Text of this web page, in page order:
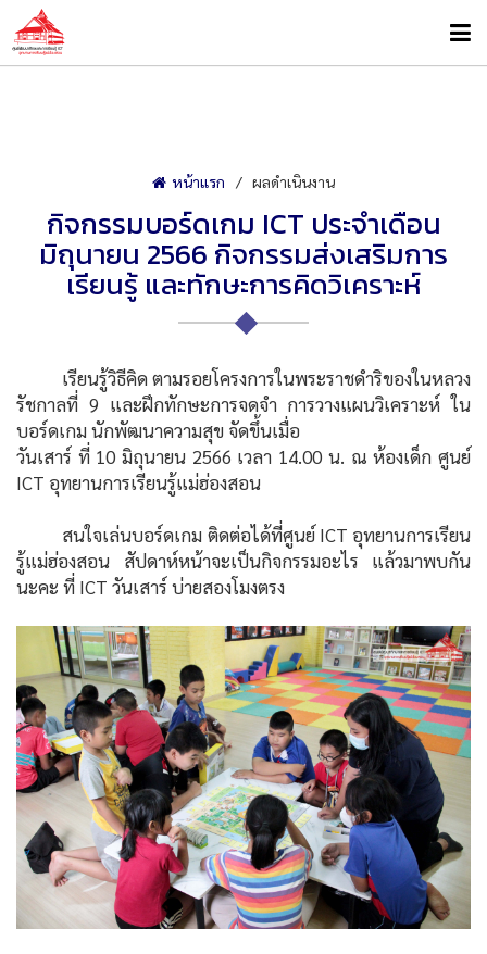
หน้าแรก ผลดำเนินงาน
กิจกรรมบอร์ดเกม ICT ประจำเดือน
มิถุนายน 2566 กิจกรรมส่งเสริมการ
เรียนรู้ และทักษะการคิดวิเคราะห์
เรียนรู้วิธีคิด ตามรอยโครงการในพระราชดำริของในหลวง
รัชกาลที่ 9 และฝึกทักษะการจดจำ การวางแผนวิเคราะห์ ใน
บอร์ดเกม นักพัฒนาความสุข จัดขึ้นเมื่อ
วันเสาร์ ที่ 10 มิถุนายน 2566 เวลา 14.00 น. ณ ห้องเด็ก ศูนย์
ICT อุทยานการเรียนรู้แม่ฮ่องสอน
สนใจเล่นบอร์ดเกม ติดต่อได้ที่ศูนย์ ICT อุทยานการเรียน
รู้แม่ฮ่องสอน สัปดาห์หน้าจะเป็นกิจกรรมอะไร แล้วมาพบกัน
นะคะ ที่ ICT วันเสาร์ บ่ายสองโมงตรง